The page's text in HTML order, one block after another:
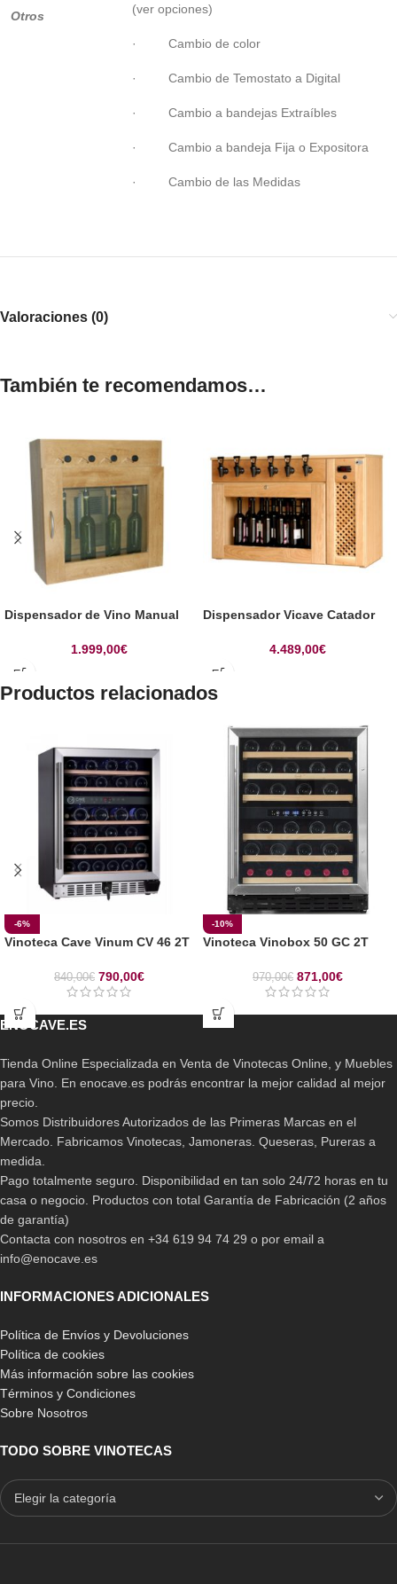
Otros
(ver opciones)
· Cambio de color
· Cambio de Temostato a Digital
· Cambio a bandejas Extraíbles
· Cambio a bandeja Fija o Expositora
· Cambio de las Medidas
Valoraciones (0)
También te recomendamos…
Dispensador de Vino Manual
1.999,00€
Dispensador Vicave Catador
4.489,00€
Productos relacionados
-6%
Vinoteca Cave Vinum CV 46 2T
840,00€ 790,00€
-10%
Vinoteca Vinobox 50 GC 2T
970,00€ 871,00€
ENOCAVE.ES
Tienda Online Especializada en Venta de Vinotecas Online, y Muebles
para Vino. En enocave.es podrás encontrar la mejor calidad al mejor
precio.
Somos Distribuidores Autorizados de las Primeras Marcas en el
Mercado. Fabricamos Vinotecas, Jamoneras. Queseras, Pureras a
medida.
Pago totalmente seguro. Disponibilidad en tan solo 24/72 horas en tu
casa o negocio. Productos con total Garantía de Fabricación (2 años
de garantía)
Contacta con nosotros en +34 619 94 74 29 o por email a
info@enocave.es
INFORMACIONES ADICIONALES
Política de Envíos y Devoluciones
Política de cookies
Más información sobre las cookies
Términos y Condiciones
Sobre Nosotros
TODO SOBRE VINOTECAS